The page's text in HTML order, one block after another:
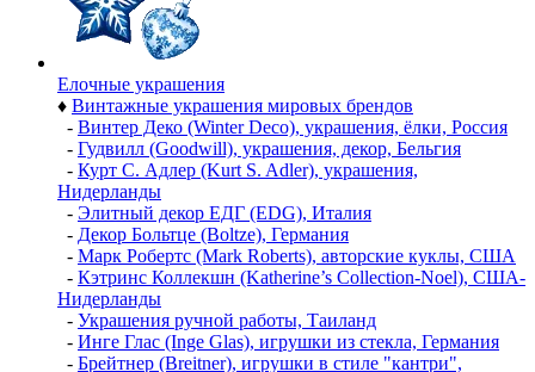
Елочные украшения
♦ Винтажные украшения мировых брендов
- Винтер Деко (Winter Deco), украшения, ёлки, Россия
- Гудвилл (Goodwill), украшения, декор, Бельгия
- Курт С. Адлер (Kurt S. Adler), украшения,
Нидерланды
- Элитный декор ЕДГ (EDG), Италия
- Декор Больтце (Boltze), Германия
- Марк Робертс (Mark Roberts), авторские куклы, США
- Кэтринс Коллекшн (Katherine’s Collection-Noel), США-
Нидерланды
- Украшения ручной работы, Таиланд
- Инге Глас (Inge Glas), игрушки из стекла, Германия
- Брейтнер (Breitner), игрушки в стиле "кантри",